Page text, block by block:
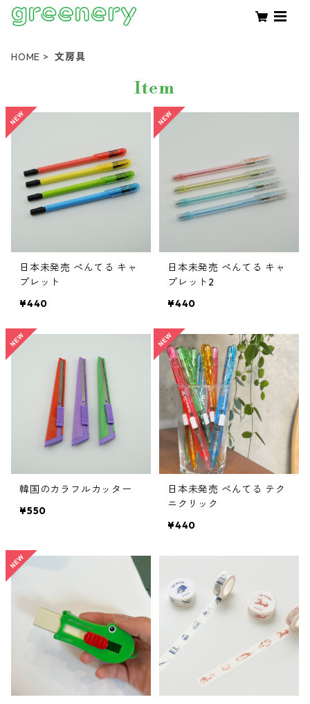
HOME 文房具
Item
日本未発売 ぺんてる キャ
プレット
¥440
日本未発売 ぺんてる キャ
プレット2
¥440
韓国のカラフルカッター
¥550
日本未発売 ぺんてる テク
ニクリック
¥440